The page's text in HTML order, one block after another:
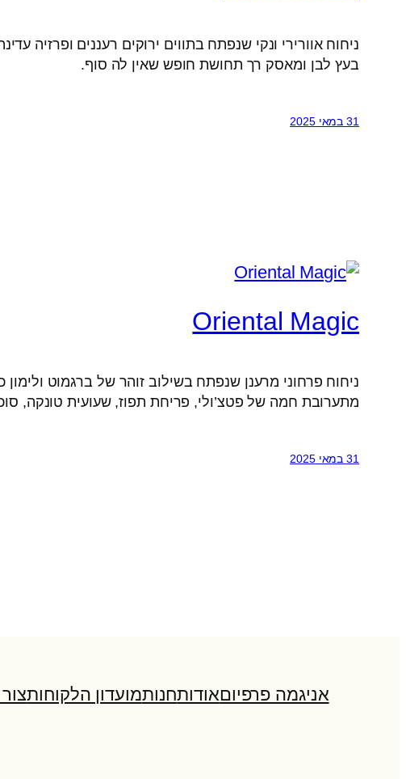
ניחוח אוורירי ונקי שנפתח בתווים ירוקים רעננים
בעץ לבן ומאסק רך תחושת חופש שאין לה סוף.
31 במאי 2025
Oriental Magic
ניחוח פרחוני מרענן שנפתח בשילוב זוהר של ברגמוט
מתערובת חמה של פטצ’ולי, פריחת תפוז, שעועית טונקה,
31 במאי 2025
אניגמה פרפיוםאודותחנותמועדון הלקוחות